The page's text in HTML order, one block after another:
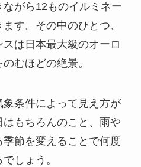
がら12ものイルミネー
す。その中のひとつ、
は日本最大級のオーロ
むほどの絶景。
条件によって見え方が
もちろんのこと、雨や
節を変えることで何度
しょう。